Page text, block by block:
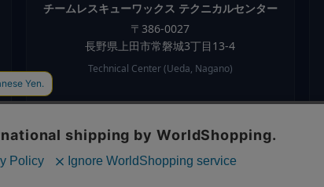
チームレスキューワックス テクニカルセンター
〒386-0027
長野県上田市常磐城3丁目13-4
Technical Center (Ueda, Nagano)
©2026AIROU-JAPAN LLC. All rights reserved.